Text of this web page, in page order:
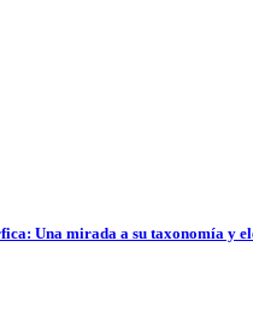
Una mirada a su taxonomía y